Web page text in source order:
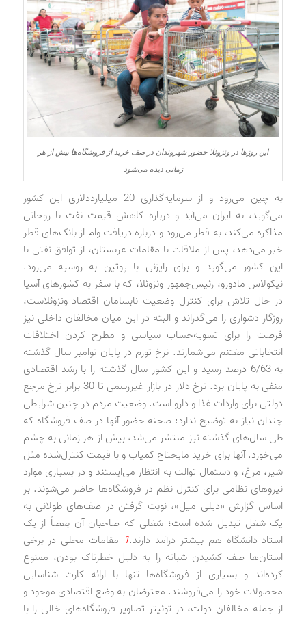
این روزها در ونزوئلا حضور شهروندان در صف خرید از فروشگاه‌ها بیش از هر
زمانی دیده می‌شود
به چین می‌رود و از سرمایه‌گذاری 20 میلیارد‌دلاری این کشور
می‌گوید، به ایران می‌آید و درباره کاهش قیمت نفت با روحانی
مذاکره می‌کند، به قطر می‌رود و درباره دریافت وام از بانک‌های قطر
خبر می‌دهد، پس از ملاقات با مقامات عربستان، از توافق نفتی با
این کشور می‌گوید و برای رایزنی با پوتین به روسیه می‌رود.
نیکولاس مادورو، رئیس‌جمهور ونزوئلا، که با سفر به کشورهای آسیا
در حال تلاش برای کنترل وضعیت نابسامان اقتصاد ونزوئلاست،
روزگار دشواری را می‌گذراند و البته در این میان مخالفان داخلی نیز
فرصت را برای تسویه‌حساب سیاسی و مطرح کردن اختلافات
انتخاباتی مغتنم می‌شمارند. نرخ تورم در پایان نوامبر سال گذشته
به 6/63 درصد رسید و این کشور سال گذشته را با رشد اقتصادی
منفی به پایان برد. نرخ دلار در بازار غیررسمی تا 30 برابر نرخ مرجع
دولتی برای واردات غذا و دارو است. وضعیت مردم در چنین شرایطی
چندان نیاز به توضیح ندارد: صحنه حضور آنها در صف فروشگاه که
طی سال‌های گذشته نیز منتشر می‌شد، بیش از هر زمانی به چشم
می‌خورد. آنها برای خرید مایحتاج کمیاب و با قیمت کنترل‌شده مثل
شیر، مرغ، و دستمال توالت به انتظار می‌ایستند و در بسیاری موارد
نیروهای نظامی برای کنترل نظم در فروشگاه‌ها حاضر می‌شوند. بر
اساس گزارش «دیلی میل»، نوبت گرفتن در صف‌های طولانی به
یک شغل تبدیل شده است؛ شغلی که صاحبان آن بعضاً از یک
استاد دانشگاه هم بیشتر درآمد دارند.1 مقامات محلی در برخی
استان‌ها صف کشیدن شبانه را به دلیل خطرناک بودن، ممنوع
کرده‌اند و بسیاری از فروشگاه‌ها تنها با ارائه کارت شناسایی
محصولات خود را می‌فروشند. معترضان به وضع اقتصادی موجود و
از جمله مخالفان دولت، در توئیتر تصاویر فروشگاه‌های خالی را با